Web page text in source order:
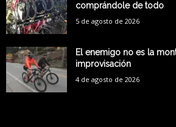
comprándole de todo
5 de agosto de 2026
El enemigo no es la
improvisación
4 de agosto de 2026